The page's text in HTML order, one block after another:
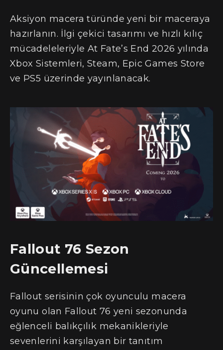
Aksiyon macera türünde yeni bir maceraya
hazırlanın. İlgi çekici tasarımı ve hızlı kılıç
mücadeleleriyle At Fate’s End 2026 yılında
Xbox Sistemleri, Steam, Epic Games Store
ve PS5 üzerinde yayınlanacak.
Fallout 76 Sezon
Güncellemesi
Fallout serisinin çok oyunculu macera
oyunu olan Fallout 76 yeni sezonunda
eğlenceli balıkçılık mekanikleriyle
sevenlerini karşılayan bir tanıtım